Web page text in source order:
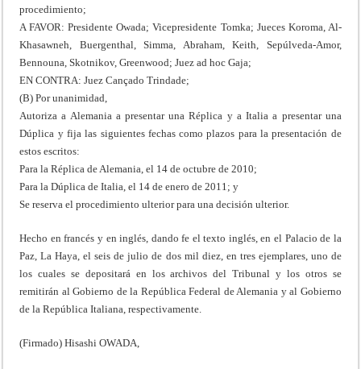
procedimiento;
A FAVOR: Presidente Owada; Vicepresidente Tomka; Jueces Koroma, Al-
Khasawneh, Buergenthal, Simma, Abraham, Keith, Sepúlveda-Amor,
Bennouna, Skotnikov, Greenwood; Juez ad hoc Gaja;
EN CONTRA: Juez Cançado Trindade;
(B) Por unanimidad,
Autoriza a Alemania a presentar una Réplica y a Italia a presentar una
Dúplica y fija las siguientes fechas como plazos para la presentación de
estos escritos:
Para la Réplica de Alemania, el 14 de octubre de 2010;
Para la Dúplica de Italia, el 14 de enero de 2011; y
Se reserva el procedimiento ulterior para una decisión ulterior.
Hecho en francés y en inglés, dando fe el texto inglés, en el Palacio de la
Paz, La Haya, el seis de julio de dos mil diez, en tres ejemplares, uno de
los cuales se depositará en los archivos del Tribunal y los otros se
remitirán al Gobierno de la República Federal de Alemania y al Gobierno
de la República Italiana, respectivamente.
(Firmado) Hisashi OWADA,